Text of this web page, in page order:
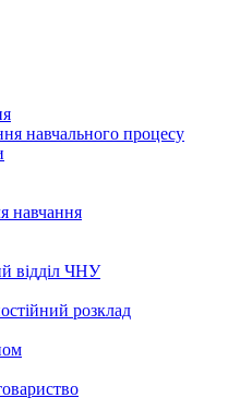
навчального процесу
навчання
відділ ЧНУ
розклад